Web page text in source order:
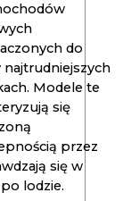
do
najtrudniejszych
Modele te
się
przez
się w
lodzie.